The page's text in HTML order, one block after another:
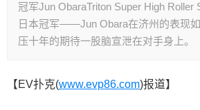
冠军Jun ObaraTriton Super High Roller
日本冠军——Jun Obara在济州的表现
压十年的期待一股脑宣泄在对手身上。
【EV扑克(www.evp86.com)报道】